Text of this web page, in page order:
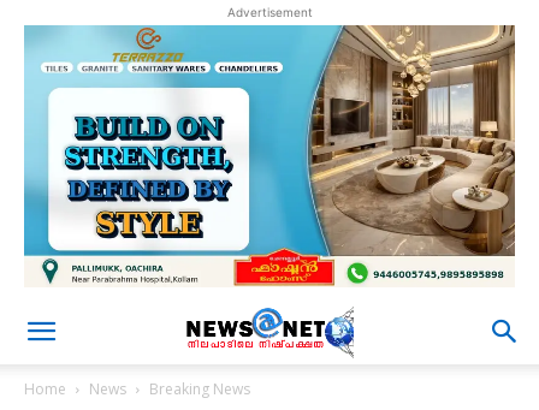
Advertisement
Home News Breaking News